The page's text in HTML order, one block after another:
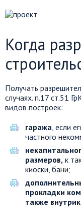
Когда
Получать
случаях. п.17 ст.51
видов построек:
гаража, если
частного
размеров, к
киоски, бани;
прокладки
также